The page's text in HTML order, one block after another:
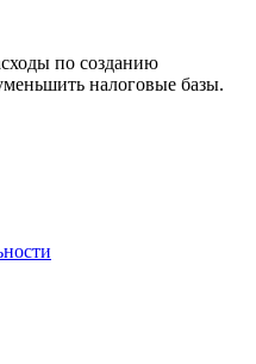
по созданию
налоговые базы.